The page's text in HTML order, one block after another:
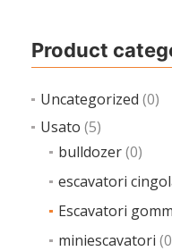
Product
Uncategorized (0)
Usato (5)
bulldozer(0)
escavatori
Escavatori
miniescavatori